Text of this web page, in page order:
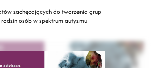
zachęcających do tworzenia grup
osób w spektrum autyzmu